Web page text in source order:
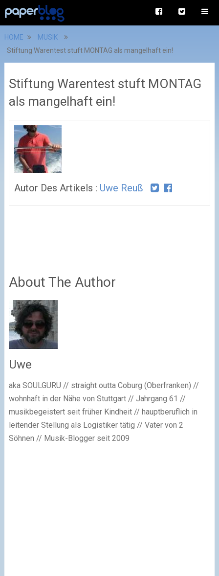
HOME
MUSIK
Stiftung Warentest stuft MONTAG als mangelhaft ein!
Stiftung Warentest stuft MONTAG
als mangelhaft ein!
Autor Des Artikels : Uwe Reuß
About The Author
Uwe
aka SOULGURU // straight outta Coburg (Oberfranken) //
wohnhaft in der Nähe von Stuttgart // Jahrgang 61 //
musikbegeistert seit früher Kindheit // hauptberuflich in
leitender Stellung als Logistiker tätig // Vater von 2
Söhnen // Musik-Blogger seit 2009